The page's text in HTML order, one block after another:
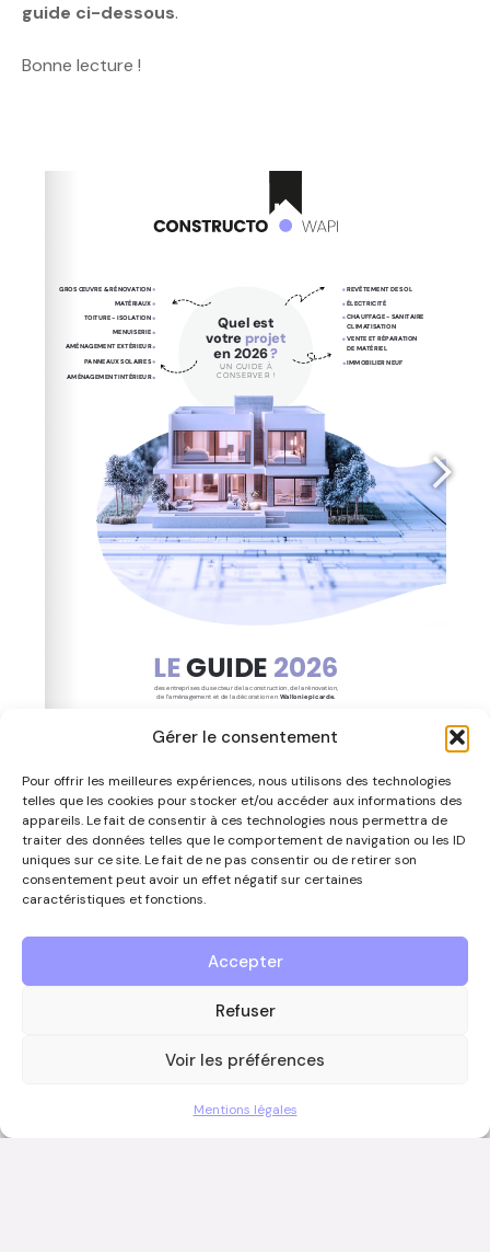
Gérer le consentement
Pour offrir les meilleures expériences, nous utilisons des technologies
telles que les cookies pour stocker et/ou accéder aux informations des
appareils. Le fait de consentir à ces technologies nous permettra de
traiter des données telles que le comportement de navigation ou les ID
uniques sur ce site. Le fait de ne pas consentir ou de retirer son
consentement peut avoir un effet négatif sur certaines
caractéristiques et fonctions.
Accepter
Refuser
Voir les préférences
Mentions légales
guide ci-dessous.
Bonne lecture !
Votre présence sur
constructo.wapi
COMMENT DEVENIR ANNONCEUR ?
Vous souhaitez devenir annonceur et faire partie de ce
guide ?
Contactez-nous par téléphone au 0497/67.09.54 ou